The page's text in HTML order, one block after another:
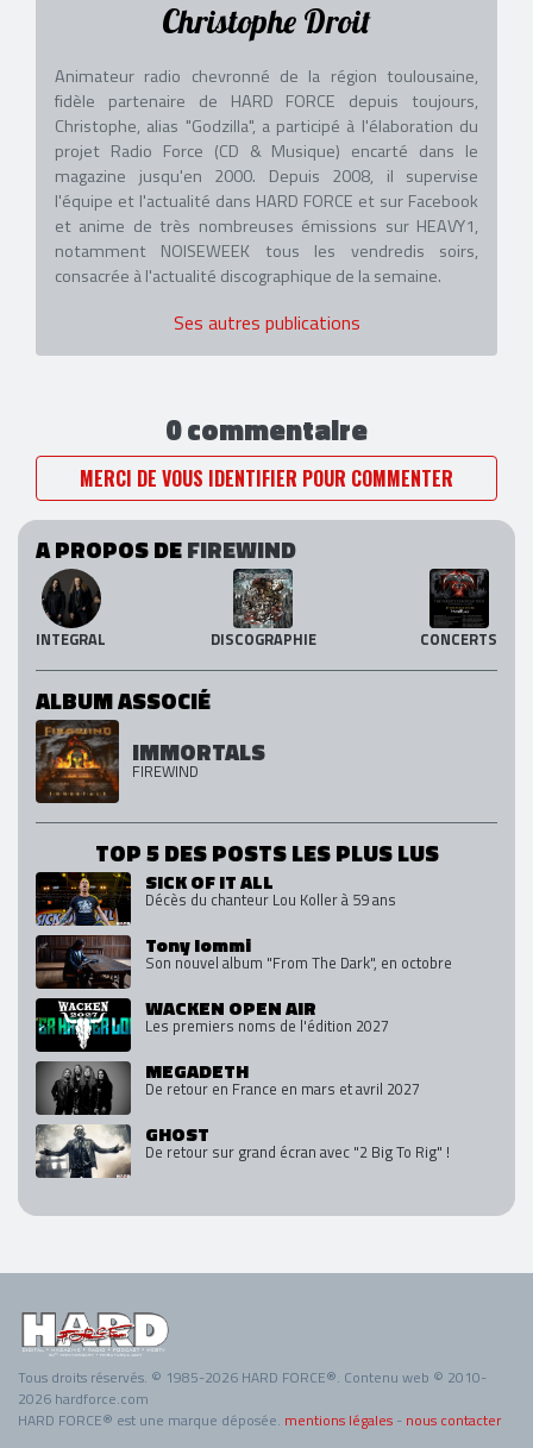
Christophe Droit
Animateur radio chevronné de la région toulousaine,
fidèle partenaire de HARD FORCE depuis toujours,
Christophe, alias "Godzilla", a participé à l'élaboration du
projet Radio Force (CD & Musique) encarté dans le
magazine jusqu'en 2000. Depuis 2008, il supervise
l'équipe et l'actualité dans HARD FORCE et sur Facebook
et anime de très nombreuses émissions sur HEAVY1,
notamment NOISEWEEK tous les vendredis soirs,
consacrée à l'actualité discographique de la semaine.
Ses autres publications
0 commentaire
MERCI DE VOUS IDENTIFIER POUR COMMENTER
A PROPOS DEFIREWIND
INTEGRAL DISCOGRAPHIE CONCERTS
ALBUM ASSOCIÉ
IMMORTALS
FIREWIND
TOP 5 DES POSTS LES PLUS LUS
SICK OF IT ALL
Décès du chanteur Lou Koller à 59 ans
Tony Iommi
Son nouvel album "From The Dark", en octobre
WACKEN OPEN AIR
Les premiers noms de l'édition 2027
MEGADETH
De retour en France en mars et avril 2027
GHOST
De retour sur grand écran avec "2 Big To Rig" !
Tous droits réservés. © 1985-2026 HARD FORCE®. Contenu web © 2010-
2026 hardforce.com
HARD FORCE® est une marque déposée. mentions légales - nous contacter